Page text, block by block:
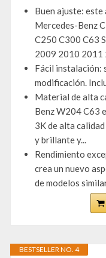
Buen ajuste:
Mercedes-Benz
C250 C300 C63
2009 2010
Fácil instalación:
modificación.
Material de alta
Benz W204 C63
3K de alta
y brillante y...
Rendimiento
crea un nuevo
de modelos
BESTSELLER NO. 4